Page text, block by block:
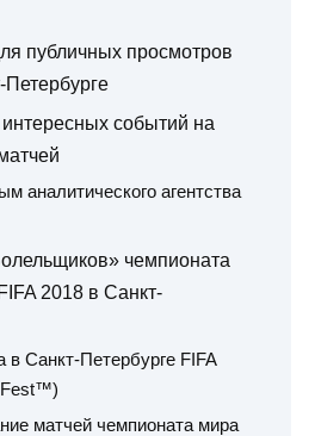
публичных просмотров
Петербурге
событий на
аналитического агентства
чемпионата
2018 в Санкт-
в Санкт-Петербурге FIFA
Fest™)
матчей чемпионата мира